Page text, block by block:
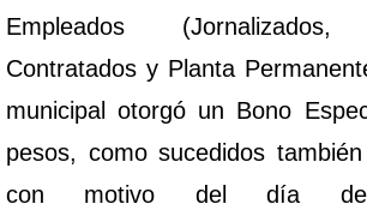
Empleados (Jornalizados,
Contratados y Planta
municipal otorgó un Bono
pesos, como sucedidos
con motivo del día del